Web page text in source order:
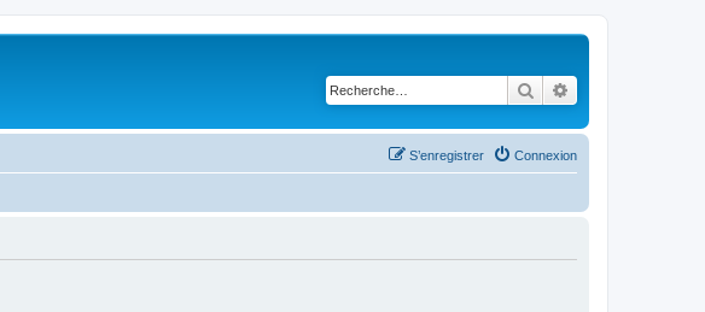
Rechercher
Connexion
S’enregistrer